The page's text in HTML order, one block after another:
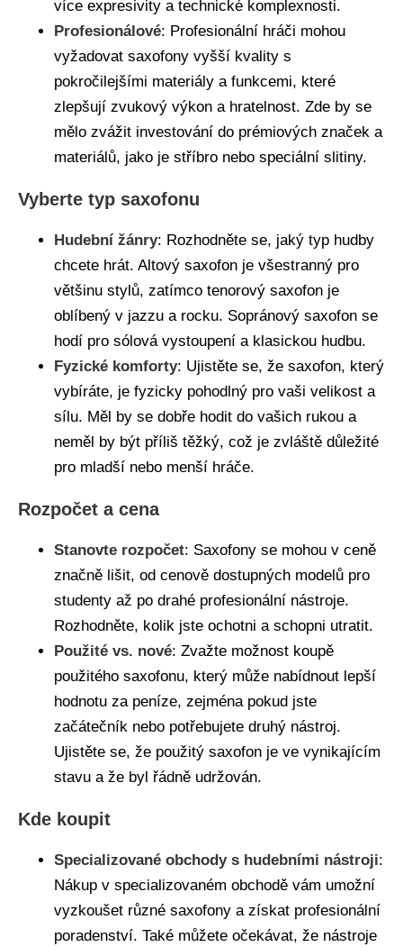
více expresivity a technické komplexnosti.
Profesionálové: Profesionální hráči mohou
vyžadovat saxofony vyšší kvality s
pokročilejšími materiály a funkcemi, které
zlepšují zvukový výkon a hratelnost. Zde by se
mělo zvážit investování do prémiových značek a
materiálů, jako je stříbro nebo speciální slitiny.
Vyberte typ saxofonu
Hudební žánry: Rozhodněte se, jaký typ hudby
chcete hrát. Altový saxofon je všestranný pro
většinu stylů, zatímco tenorový saxofon je
oblíbený v jazzu a rocku. Sopránový saxofon se
hodí pro sólová vystoupení a klasickou hudbu.
Fyzické komforty: Ujistěte se, že saxofon, který
vybíráte, je fyzicky pohodlný pro vaši velikost a
sílu. Měl by se dobře hodit do vašich rukou a
neměl by být příliš těžký, což je zvláště důležité
pro mladší nebo menší hráče.
Rozpočet a cena
Stanovte rozpočet: Saxofony se mohou v ceně
značně lišit, od cenově dostupných modelů pro
studenty až po drahé profesionální nástroje.
Rozhodněte, kolik jste ochotni a schopni utratit.
Použité vs. nové: Zvažte možnost koupě
použitého saxofonu, který může nabídnout lepší
hodnotu za peníze, zejména pokud jste
začátečník nebo potřebujete druhý nástroj.
Ujistěte se, že použitý saxofon je ve vynikajícím
stavu a že byl řádně udržován.
Kde koupit
Specializované obchody s hudebními nástroji:
Nákup v specializovaném obchodě vám umožní
vyzkoušet různé saxofony a získat profesionální
poradenství. Také můžete očekávat, že nástroje